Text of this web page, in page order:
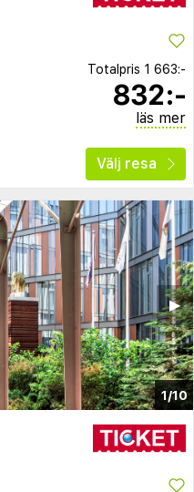
Totalpris 1 663:-
832:-
läs mer
Välj resa
1/10
▶︎